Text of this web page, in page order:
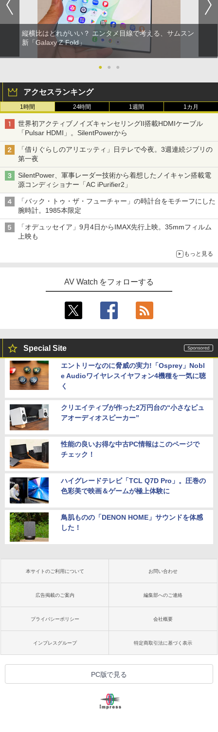
縦横比はどれがいい？ エンタメ目線で考える、サムスン
新「Galaxy Z Fold」
● ● ●
アクセスランキング
1時間 24時間 1週間 1カ月
世界初アクティブノイズキャンセリングII搭載HDMIケーブル
「Pulsar HDMI」。SilentPowerから
「借りぐらしのアリエッティ」日テレで今夜。3週連続ジブリの
第一夜
SilentPower、軍事レーダー技術から着想したノイキャン搭載電
源コンディショナー「AC iPurifier2」
「バック・トゥ・ザ・フューチャー」の時計台をモチーフにした
腕時計。1985本限定
「オデュッセイア」9月4日からIMAX先行上映。35mmフィルム
上映も
もっと見る
AV Watch をフォローする
Special Site
エントリーなのに脅威の実力!「Osprey」Nobl
e Audioワイヤレスイヤフォン4機種を一気に聴
く
クリエイティブが作った2万円台の“小さなピュ
アオーディオスピーカー”
性能の良いお得な中古PC情報はこのページで
チェック！
ハイグレードテレビ「TCL Q7D Pro」。圧巻の
色彩美で映画＆ゲームが極上体験に
鳥肌ものの「DENON HOME」サウンドを体感
した！
本サイトのご利用について お問い合わせ
広告掲載のご案内 編集部へのご連絡
プライバシーポリシー 会社概要
インプレスグループ 特定商取引法に基づく表示
PC版で見る